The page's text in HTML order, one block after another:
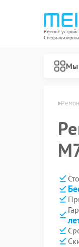
Ремонт
Мы
в Новокузнецке